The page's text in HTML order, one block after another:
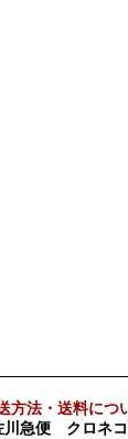
方法・送料につ
川急便 クロネ